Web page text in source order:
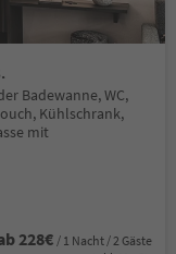
Badewanne, WC,
Kühlschrank,
mit
228€/ 1 Nacht / 2 Gäste